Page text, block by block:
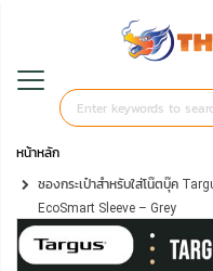
หน้าหลัก
ซองกระเป๋าสำหรับใส่โน๊ตบุ๊ค
EcoSmart Sleeve – Grey